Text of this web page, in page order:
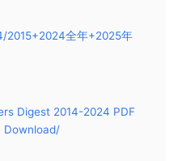
2015+2024全年+2025年
Digest 2014-2024 PDF
Download/